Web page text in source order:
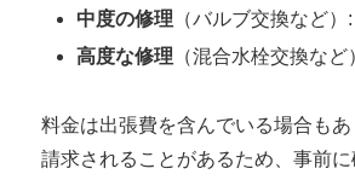
中度の修理 （バルブ交換など）
高度な修理 （混合水栓交換など
料金は出張費を含んでいる場合も
請求されることがあるため、事前に